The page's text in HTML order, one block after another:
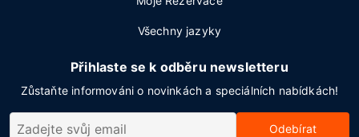
Všechny jazyky
Přihlaste se k odběru newsletteru
Zůstaňte informováni o novinkách a speciálních nabídkách!
Odebírat